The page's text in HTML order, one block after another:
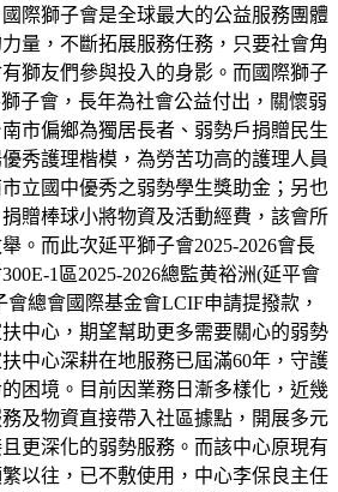
際獅子會是全球最大的公益服務團體
量，不斷拓展服務任務，只要社會角
獅友們參與投入的身影。而國際獅子
子會，長年為社會公益付出，關懷弱
市偏鄉為獨居長者、弱勢戶捐贈民生
秀護理楷模，為勞苦功高的護理人員
立國中優秀之弱勢學生獎助金；另也
贈棒球小將物資及活動經費，該會所
。而此次延平獅子會2025-2026會長
1區2025-2026總監黄裕洲(延平會
總會國際基金會LCIF申請提撥款，
中心，期望幫助更多需要關心的弱勢
中心深耕在地服務已屆滿60年，守護
困境。目前因業務日漸多樣化，近幾
及物資直接帶入社區據點，開展多元
更深化的弱勢服務。而該中心原現有
以往，已不敷使用，中心李保良主任